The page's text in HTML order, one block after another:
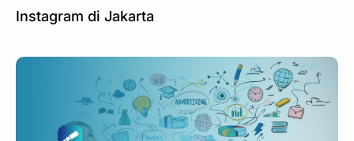
Instagram di Jakarta